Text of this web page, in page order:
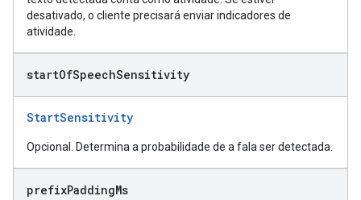
desativado, o cliente precisará enviar indicadores de
atividade.
startOfSpeechSensitivity
StartSensitivity
Opcional. Determina a probabilidade de a fala ser detectada.
prefixPaddingMs